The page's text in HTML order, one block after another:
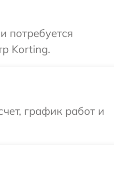
потребуется
Korting.
график работ и